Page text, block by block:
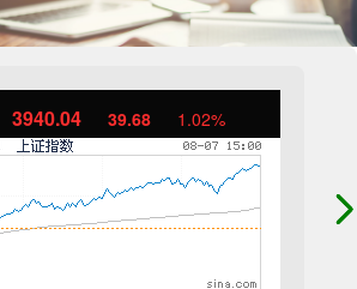
3940.04 39.68 1.02%